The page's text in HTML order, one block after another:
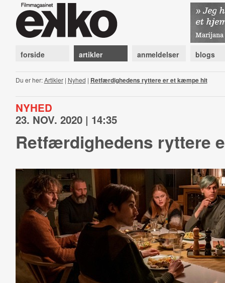
forside artikler anmeldelser blogs
Du er her:Artikler| Nyhed | Retfærdighedens ryttere er et kæmpe hit
NYHED
23. NOV. 2020 | 14:35
Retfærdighedens ryttere